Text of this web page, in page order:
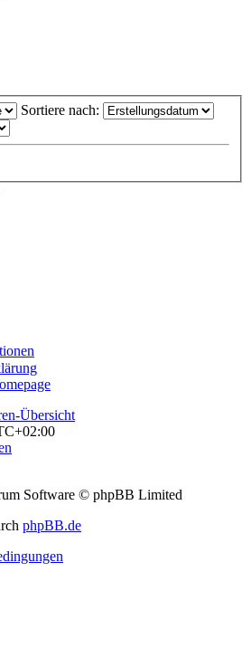
Sortiere nach:
Übersicht
Software © phpBB Limited
phpBB.de